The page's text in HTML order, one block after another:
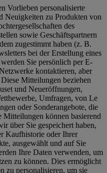
Vorlieben personalisierte
Neuigkeiten zu Produkten von
des
sowie Geschäftspartnern
zugestimmt haben (z. B.
bei der Erstellung eines
Sie persönlich per E-
kontaktieren, aber
Mitteilungen beziehen
und Neueröffnungen,
Umfragen, von Le
oder Sonderangebote, die
können basierend
über Sie gespeichert haben,
Kaufhistorie oder Ihrer
ausgewählt und auf Sie
Ihre Daten verwenden, um
zu können. Dies ermöglicht
zu personalisieren, um sie